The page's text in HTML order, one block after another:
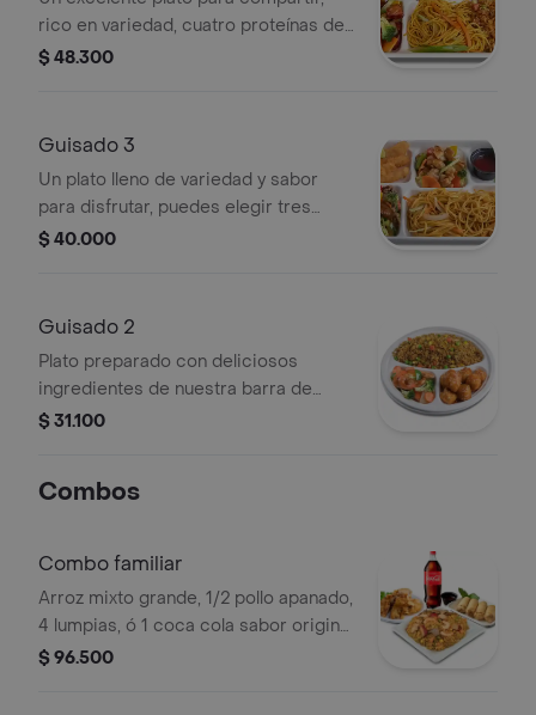
rico en variedad, cuatro proteínas de
nuestra barra de comidas, servido
$ 48.300
Guisado 3
Un plato lleno de variedad y sabor
para disfrutar, puedes elegir tres
proteínas de nuestra barra de
$ 40.000
Guisado 2
Plato preparado con deliciosos
ingredientes de nuestra barra de
comidas, donde puedes combinar
proteína deben ser dos opciones
$ 31.100
Combos
Combo familiar
Arroz mixto grande, 1/2 pollo apanado,
4 lumpias, ó 1 coca cola sabor original
1.5 l. ideal para 4 personas.
$ 96.500